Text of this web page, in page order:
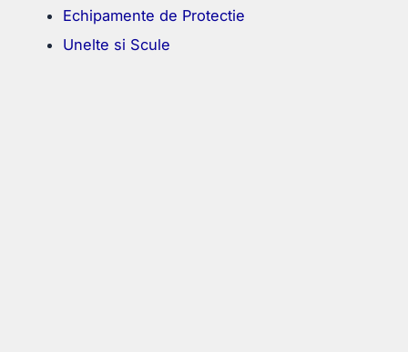
Echipamente de Protectie
Unelte si Scule